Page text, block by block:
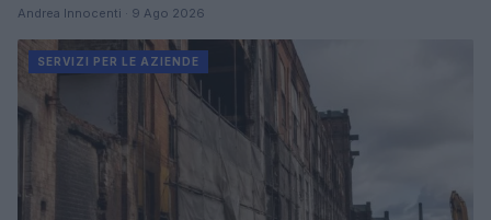
Andrea Innocenti · 9 Ago 2026
SERVIZI PER LE AZIENDE